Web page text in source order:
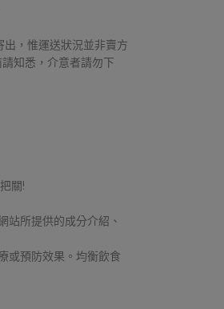
，惟運送狀況並非賣方
知悉，介意者請勿下
關!
站所提供的成分介紹、
或預防效果。均衡飲食